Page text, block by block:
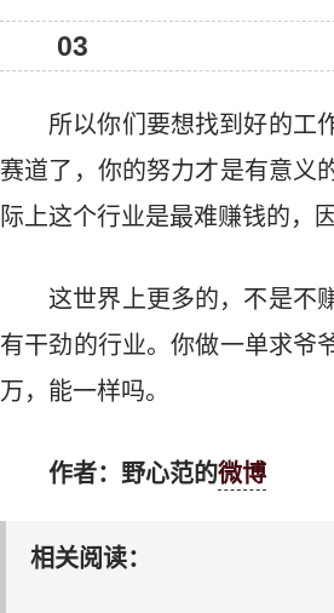
03
所以你们要想找到好的工
赛道了，你的努力才是有意义
际上这个行业是最难赚钱的，
这世界上更多的，不是不
有干劲的行业。你做一单求爷
万，能一样吗。
作者：野心范的微博
相关阅读：